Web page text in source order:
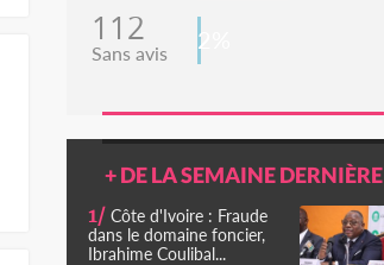
112
Sans avis 2%
+ DE LA SEMAINE DERNIÈRE
1/ Côte d'Ivoire : Fraude
dans le domaine foncier,
Ibrahime Coulibal...